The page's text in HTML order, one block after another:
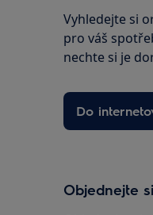
Vyhledejte si
pro váš
nechte si je
Do
Objednejte